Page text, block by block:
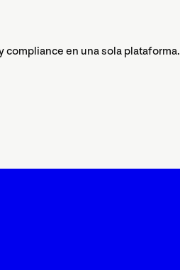
compliance en una sola plataforma.